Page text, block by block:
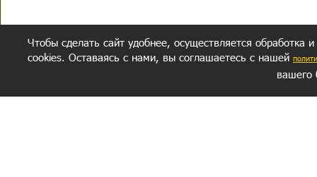
Чтобы сделать сайт удобнее, осуществляется обработка
cookies. Оставаясь с нами, вы соглашаетесь с нашей
вашего